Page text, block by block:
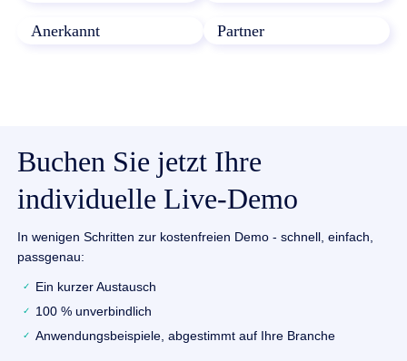
Anerkannt Partner
Buchen Sie jetzt Ihre
individuelle Live-Demo
In wenigen Schritten zur kostenfreien Demo - schnell, einfach,
passgenau:
Ein kurzer Austausch
100 % unverbindlich
Anwendungsbeispiele, abgestimmt auf Ihre Branche